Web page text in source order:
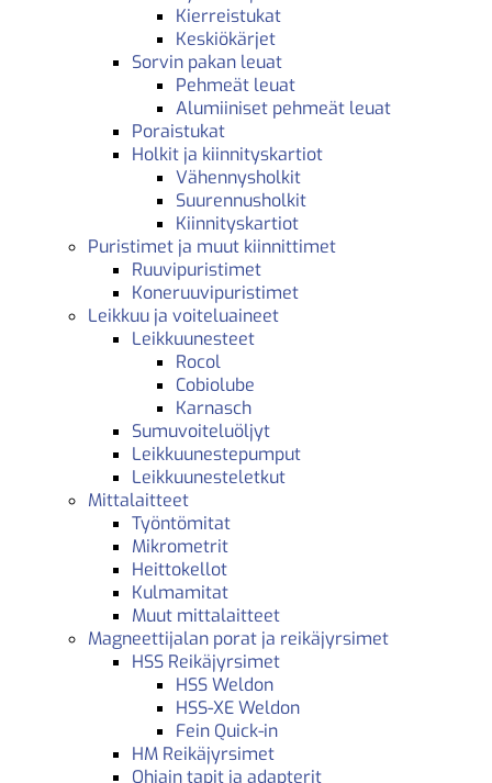
Kierreistukat
Keskiökärjet
Sorvin pakan leuat
Pehmeät leuat
Alumiiniset pehmeät leuat
Poraistukat
Holkit ja kiinnityskartiot
Vähennysholkit
Suurennusholkit
Kiinnityskartiot
Puristimet ja muut kiinnittimet
Ruuvipuristimet
Koneruuvipuristimet
Leikkuu ja voiteluaineet
Leikkuunesteet
Rocol
Cobiolube
Karnasch
Sumuvoiteluöljyt
Leikkuunestepumput
Leikkuunesteletkut
Mittalaitteet
Työntömitat
Mikrometrit
Heittokellot
Kulmamitat
Muut mittalaitteet
Magneettijalan porat ja reikäjyrsimet
HSS Reikäjyrsimet
HSS Weldon
HSS-XE Weldon
Fein Quick-in
HM Reikäjyrsimet
Ohjain tapit ja adapterit